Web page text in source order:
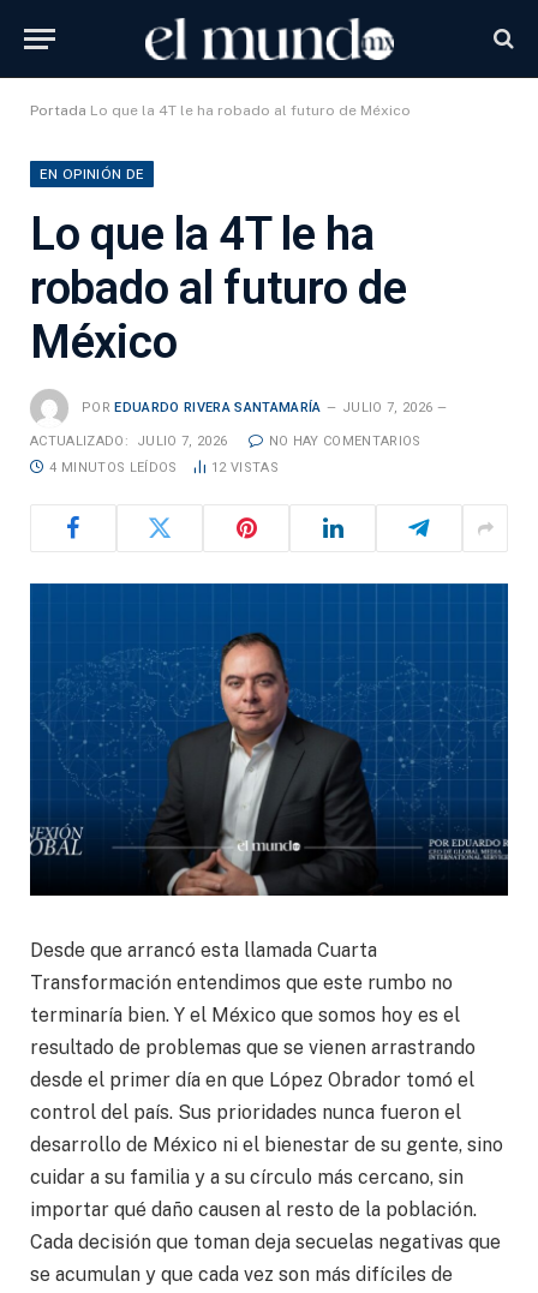
Portada Lo que la 4T le ha robado al futuro de México
EN OPINIÓN DE
Lo que la 4T le ha
robado al futuro de
México
POR EDUARDO RIVERA SANTAMARÍA JULIO 7, 2026
ACTUALIZADO: JULIO 7, 2026
NO HAY COMENTARIOS
4 MINUTOS LEÍDOS
12 VISTAS
Desde que arrancó esta llamada Cuarta
Transformación entendimos que este rumbo no
terminaría bien. Y el México que somos hoy es el
resultado de problemas que se vienen arrastrando
desde el primer día en que López Obrador tomó el
control del país. Sus prioridades nunca fueron el
desarrollo de México ni el bienestar de su gente, sino
cuidar a su familia y a su círculo más cercano, sin
importar qué daño causen al resto de la población.
Cada decisión que toman deja secuelas negativas que
se acumulan y que cada vez son más difíciles de